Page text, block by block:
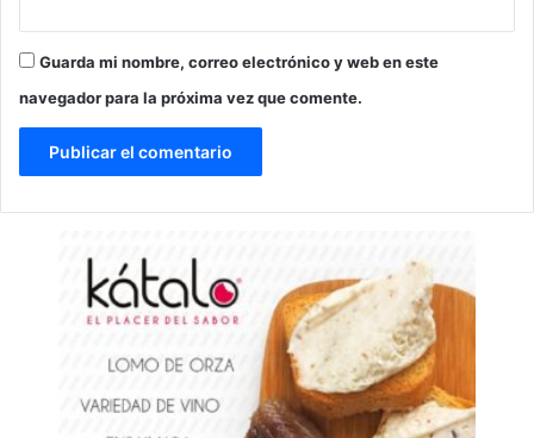
Guarda mi nombre, correo electrónico y web en este
navegador para la próxima vez que comente.